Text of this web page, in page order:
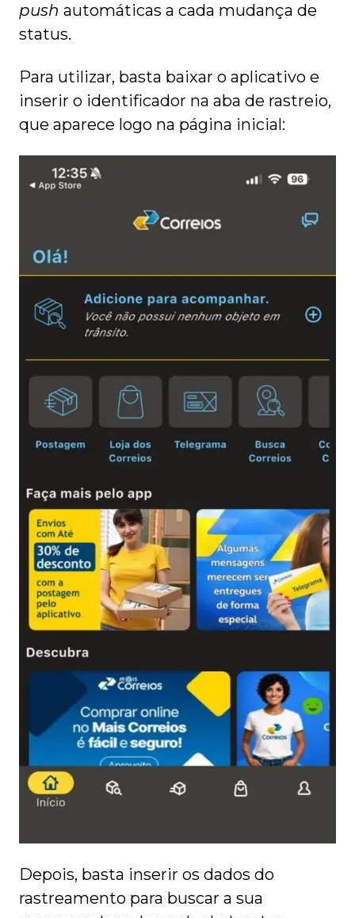
push automáticas a cada mudança de
status.
Para utilizar, basta baixar o aplicativo e
inserir o identificador na aba de rastreio,
que aparece logo na página inicial:
Depois, basta inserir os dados do
rastreamento para buscar a sua